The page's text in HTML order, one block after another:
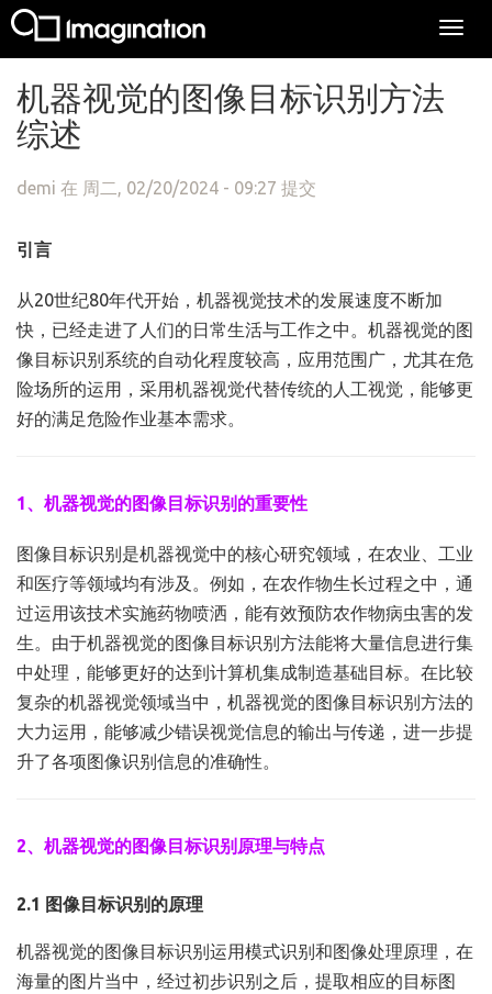
机器视觉的图像目标识别方法
综述
demi 在 周二, 02/20/2024 - 09:27 提交
引言
从20世纪80年代开始，机器视觉技术的发展速度不断加
快，已经走进了人们的日常生活与工作之中。机器视觉的图
像目标识别系统的自动化程度较高，应用范围广，尤其在危
险场所的运用，采用机器视觉代替传统的人工视觉，能够更
好的满足危险作业基本需求。
1、机器视觉的图像目标识别的重要性
图像目标识别是机器视觉中的核心研究领域，在农业、工业
和医疗等领域均有涉及。例如，在农作物生长过程之中，通
过运用该技术实施药物喷洒，能有效预防农作物病虫害的发
生。由于机器视觉的图像目标识别方法能将大量信息进行集
中处理，能够更好的达到计算机集成制造基础目标。在比较
复杂的机器视觉领域当中，机器视觉的图像目标识别方法的
大力运用，能够减少错误视觉信息的输出与传递，进一步提
升了各项图像识别信息的准确性。
2、机器视觉的图像目标识别原理与特点
2.1 图像目标识别的原理
机器视觉的图像目标识别运用模式识别和图像处理原理，在
海量的图片当中，经过初步识别之后，提取相应的目标图